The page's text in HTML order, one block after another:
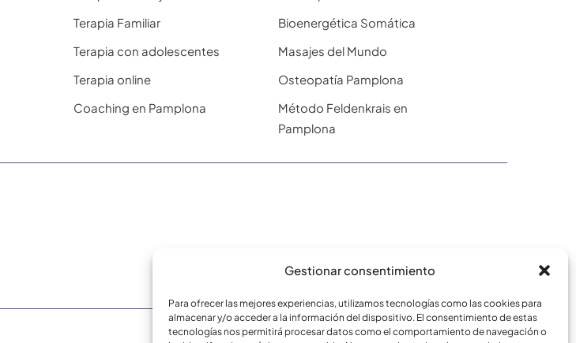
Gestionar consentimiento
Para ofrecer las mejores experiencias, utilizamos tecnologías como las cookies para
almacenar y/o acceder a la información del dispositivo. El consentimiento de estas
tecnologías nos permitirá procesar datos como el comportamiento de navegación o
Terapia Familiar
Terapia con adolescentes
Terapia online
Coaching en Pamplona
Bioenergética Somática
Masajes del Mundo
Osteopatía Pamplona
Método Feldenkrais en
Pamplona
© Centro de Crecimiento Laskurain - 2024